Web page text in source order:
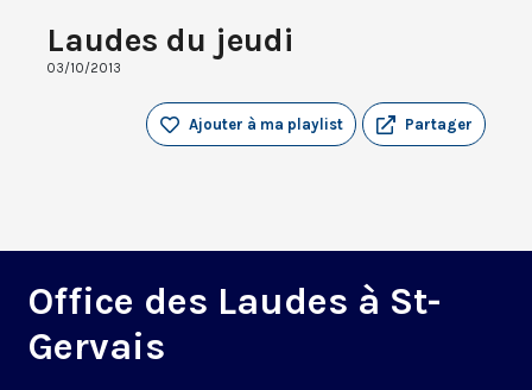
Laudes du jeudi
03/10/2013
Partager
Ajouter à ma playlist
Office des Laudes à St-
Gervais